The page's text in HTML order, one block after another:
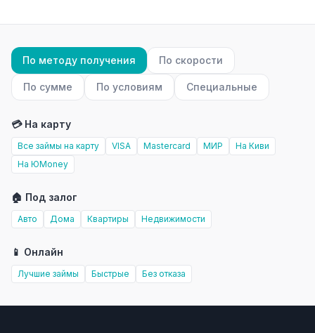
По методу получения По скорости
По сумме По условиям Специальные
💳 На карту
Все займы на карту VISA Mastercard МИР
На Киви
На ЮMoney
🏠 Под залог
Авто Дома Квартиры Недвижимости
📱 Онлайн
Лучшие займы Быстрые Без отказа